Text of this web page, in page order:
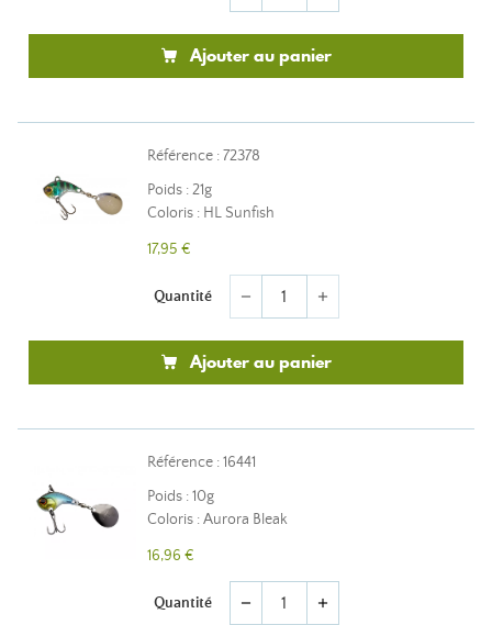
Ajouter au panier
Référence : 72378
Poids : 21g
Coloris : HL Sunfish
17,95 €
Quantité remove add
Ajouter au panier
Référence : 16441
Poids : 10g
Coloris : Aurora Bleak
16,96 €
Quantité remove add